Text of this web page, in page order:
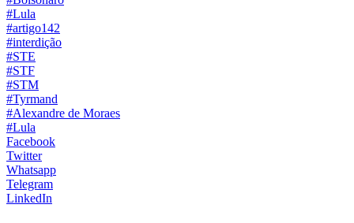
#Lula
#artigo142
#interdição
#STE
#STF
#STM
#Tyrmand
#Alexandre de Moraes
#Lula
Facebook
Twitter
Whatsapp
Telegram
LinkedIn